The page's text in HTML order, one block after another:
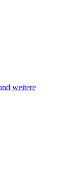
weitere